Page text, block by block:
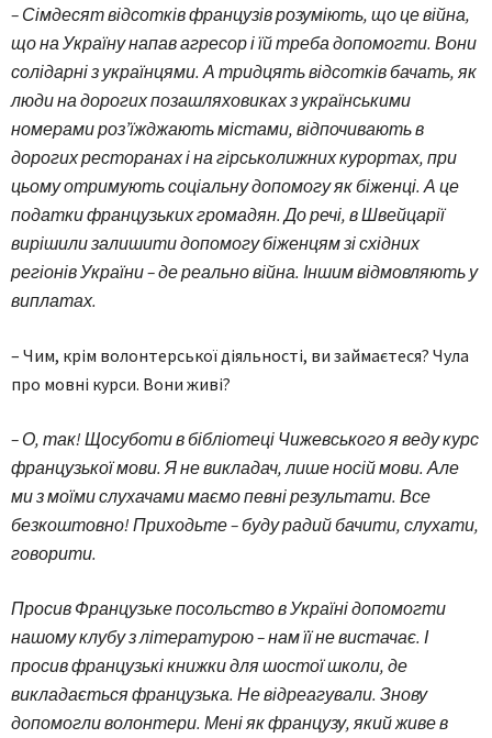
– Сімдесят відсотків французів розуміють, що це війна,
що на Україну напав агресор і їй треба допомогти. Вони
солідарні з українцями. А тридцять відсотків бачать, як
люди на дорогих позашляховиках з українськими
номерами роз’їжджають містами, відпочивають в
дорогих ресторанах і на гірськолижних курортах, при
цьому отримують соціальну допомогу як біженці. А це
податки французьких громадян. До речі, в Швейцарії
вирішили залишити допомогу біженцям зі східних
регіонів України – де реально війна. Іншим відмовляють у
виплатах.
– Чим, крім волонтерської діяльності, ви займаєтеся? Чула
про мовні курси. Вони живі?
– О, так! Щосуботи в бібліотеці Чижевського я веду курс
французької мови. Я не викладач, лише носій мови. Але
ми з моїми слухачами маємо певні результати. Все
безкоштовно! Приходьте – буду радий бачити, слухати,
говорити.
Просив Французьке посольство в Україні допомогти
нашому клубу з літературою – нам її не вистачає. І
просив французькі книжки для шостої школи, де
викладається французька. Не відреагували. Знову
допомогли волонтери. Мені як французу, який живе в